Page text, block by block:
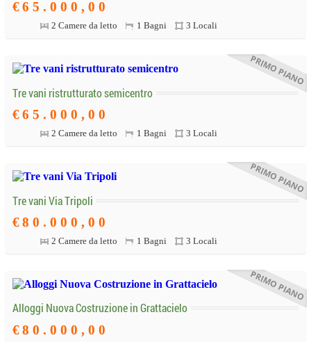
€6 5 . 0 0 0 , 0 0
2 Camere da letto 1 Bagni 3 Locali
Tre vani ristrutturato semicentro
€6 5 . 0 0 0 , 0 0
2 Camere da letto 1 Bagni 3 Locali
Tre vani Via Tripoli
€8 0 . 0 0 0 , 0 0
2 Camere da letto 1 Bagni 3 Locali
Alloggi Nuova Costruzione in Grattacielo
€8 0 . 0 0 0 , 0 0